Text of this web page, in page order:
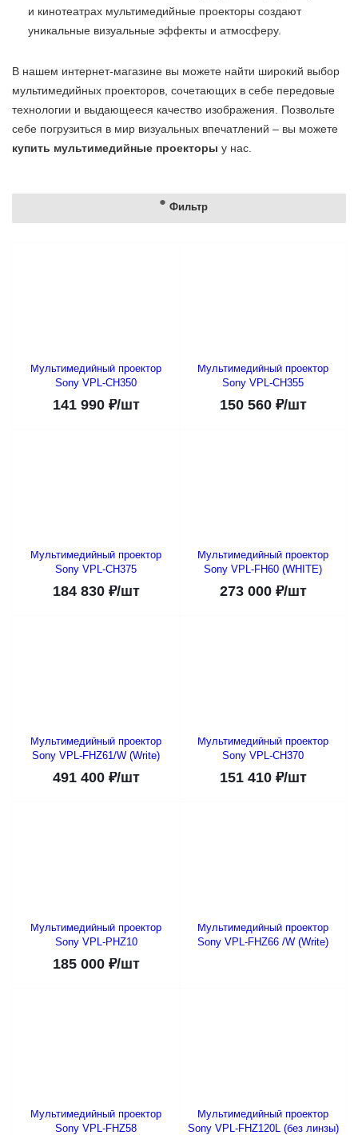
и кинотеатрах мультимедийные проекторы создают
уникальные визуальные эффекты и атмосферу.
В нашем интернет-магазине вы можете найти широкий выбор
мультимедийных проекторов, сочетающих в себе передовые
технологии и выдающееся качество изображения. Позвольте
себе погрузиться в мир визуальных впечатлений – вы можете
купить мультимедийные проекторы у нас.
Фильтр
Мультимедийный проектор
Sony VPL-CH350
141 990₽/шт
Мультимедийный проектор
Sony VPL-CH355
150 560₽/шт
Мультимедийный проектор
Sony VPL-CH375
184 830₽/шт
Мультимедийный проектор
Sony VPL-FH60 (WHITE)
273 000₽/шт
Мультимедийный проектор
Sony VPL-FHZ61/W (Write)
491 400₽/шт
Мультимедийный проектор
Sony VPL-CH370
151 410₽/шт
Мультимедийный проектор
Sony VPL-PHZ10
185 000₽/шт
Мультимедийный проектор
Sony VPL-FHZ66 /W (Write)
Мультимедийный проектор
Sony VPL-FHZ58
Мультимедийный проектор
Sony VPL-FHZ120L (без линзы)